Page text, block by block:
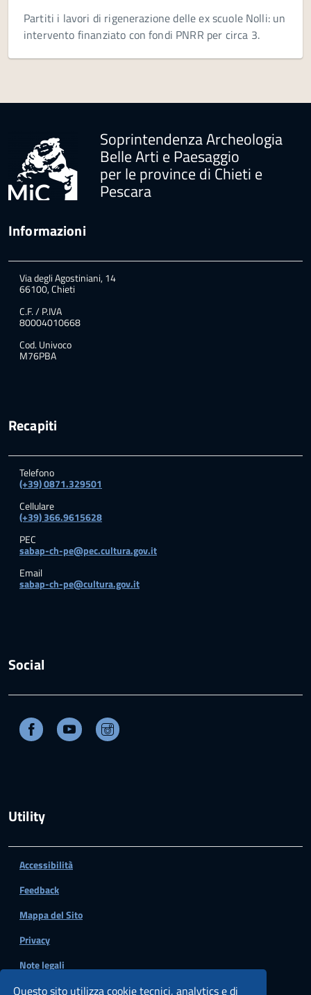
Partiti i lavori di rigenerazione delle ex scuole Nolli: un
intervento finanziato con fondi PNRR per circa 3.
Soprintendenza Archeologia
Belle Arti e Paesaggio
per le province di Chieti e
Pescara
Informazioni
Via degli Agostiniani, 14
66100, Chieti
C.F. / P.IVA
80004010668
Cod. Univoco
M76PBA
Recapiti
Telefono
(+39) 0871.329501
Cellulare
(+39) 366.9615628
PEC
sabap-ch-pe@pec.cultura.gov.it
Email
sabap-ch-pe@cultura.gov.it
Social
Facebook Youtube
Utility
Accessibilità
Feedback
Mappa del Sito
Privacy
Note legali
Questo sito utilizza cookie tecnici, analytics e di